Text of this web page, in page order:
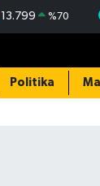
13.799 %70
Politika